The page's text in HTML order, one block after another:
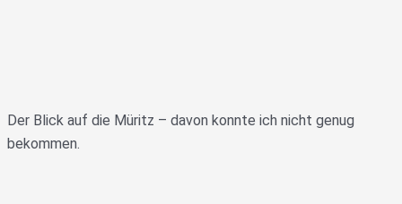
Der Blick auf die Müritz – davon konnte ich nicht genug
bekommen.